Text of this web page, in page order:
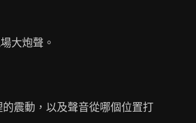
大炮聲。
震動，以及聲音從哪個位置打